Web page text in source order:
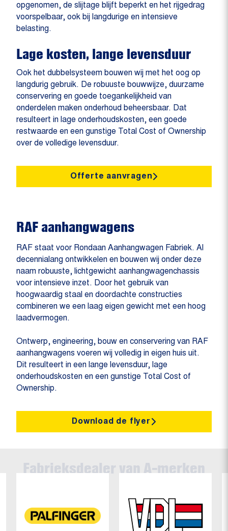
opgenomen, de slijtage blijft beperkt en het rijgedrag
voorspelbaar, ook bij langdurige en intensieve
belasting.
Lage kosten, lange levensduur
Ook het dubbelsysteem bouwen wij met het oog op
langdurig gebruik. De robuuste bouwwijze, duurzame
conservering en goede toegankelijkheid van
onderdelen maken onderhoud beheersbaar. Dat
resulteert in lage onderhoudskosten, een goede
restwaarde en een gunstige Total Cost of Ownership
over de volledige levensduur.
Offerte aanvragen
RAF aanhangwagens
RAF staat voor Rondaan Aanhangwagen Fabriek. Al
decennialang ontwikkelen en bouwen wij onder deze
naam robuuste, lichtgewicht aanhangwagenchassis
voor intensieve inzet. Door het gebruik van
hoogwaardig staal en doordachte constructies
combineren we een laag eigen gewicht met een hoog
laadvermogen.
Ontwerp, engineering, bouw en conservering van RAF
aanhangwagens voeren wij volledig in eigen huis uit.
Dit resulteert in een lange levensduur, lage
onderhoudskosten en een gunstige Total Cost of
Ownership.
Download de flyer